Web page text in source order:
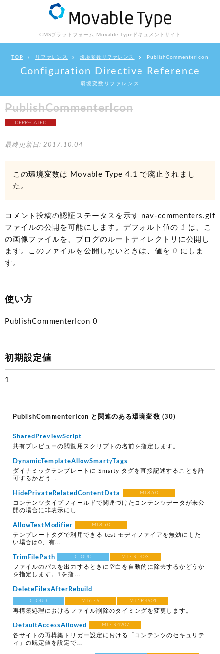
CMSプラットフォーム Movable Type ドキュメントサイト
TOP リファレンス 環境変数リファレンス PublishCommenterIcon
Configuration Directive Reference
環境変数リファレンス
PublishCommenterIcon
DEPRECATED
最終更新日: 2017.10.04
この環境変数は Movable Type 4.1 で廃止されまし
た。
コメント投稿の認証ステータスを示す nav-commenters.gif
ファイルの公開を可能にします。デフォルト値の 1 は、こ
の画像ファイルを、ブログのルートディレクトリに公開し
ます。このファイルを公開しないときは、値を0 にしま
す。
使い方
PublishCommenterIcon 0
初期設定値
1
PublishCommenterIcon と関連のある環境変数 (30)
SharedPreviewScript
共有プレビューの閲覧用スクリプトの名前を指定します。...
DynamicTemplateAllowSmartyTags
ダイナミックテンプレートに Smarty タグを直接記述することを許
可するかどう...
HidePrivateRelatedContentData MT8.6.0
コンテンツタイプフィールドで関連づけたコンテンツデータが未公
開の場合に非表示にし...
AllowTestModifier MT8.5.0
テンプレートタグで利用できる test モディファイアを無効にした
い場合は0、有...
TrimFilePath CLOUD MT7 R.5403
ファイルのパスを出力するときに空白を自動的に除去するかどうか
を指定します。1を指...
DeleteFilesAfterRebuild
CLOUD MT6.7.9 MT7 R.4901
再構築処理におけるファイル削除のタイミングを変更します。
DefaultAccessAllowed MT7 R.4207
各サイトの再構築トリガー設定における「コンテンツのセキュリテ
ィ」の既定値を設定で...